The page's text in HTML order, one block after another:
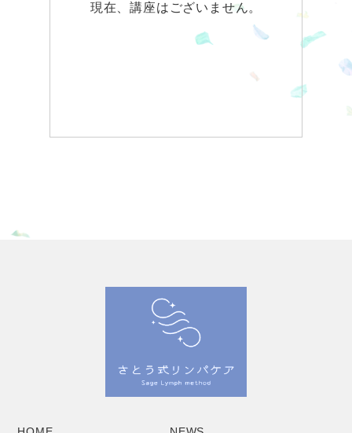
現在、講座はございません。